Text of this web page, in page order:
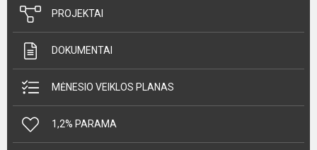
PROJEKTAI
DOKUMENTAI
MĖNESIO VEIKLOS PLANAS
1,2% PARAMA